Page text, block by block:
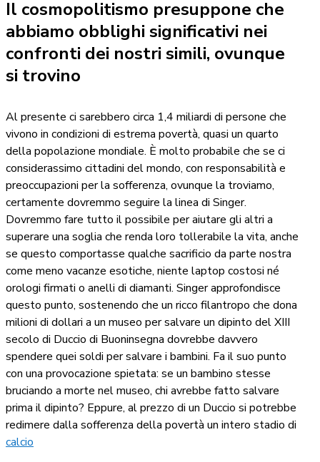
Il cosmopolitismo presuppone che
abbiamo obblighi significativi nei
confronti dei nostri simili, ovunque
si trovino
Al presente ci sarebbero circa 1,4 miliardi di persone che
vivono in condizioni di estrema povertà, quasi un quarto
della popolazione mondiale. È molto probabile che se ci
considerassimo cittadini del mondo, con responsabilità e
preoccupazioni per la sofferenza, ovunque la troviamo,
certamente dovremmo seguire la linea di Singer.
Dovremmo fare tutto il possibile per aiutare gli altri a
superare una soglia che renda loro tollerabile la vita, anche
se questo comportasse qualche sacrificio da parte nostra
come meno vacanze esotiche, niente laptop costosi né
orologi firmati o anelli di diamanti. Singer approfondisce
questo punto, sostenendo che un ricco filantropo che dona
milioni di dollari a un museo per salvare un dipinto del XIII
secolo di Duccio di Buoninsegna dovrebbe davvero
spendere quei soldi per salvare i bambini. Fa il suo punto
con una provocazione spietata: se un bambino stesse
bruciando a morte nel museo, chi avrebbe fatto salvare
prima il dipinto? Eppure, al prezzo di un Duccio si potrebbe
redimere dalla sofferenza della povertà un intero stadio di
calcio